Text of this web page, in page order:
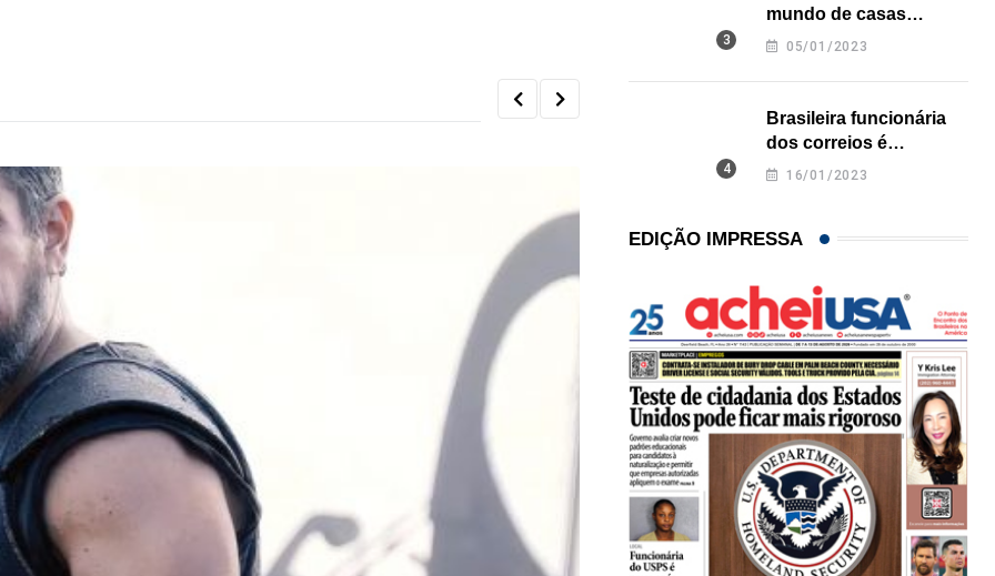
mundo de casas
impressas em 3D é
05/01/2023
Brasileira funcionária
dos correios é
assassinada a facadas
16/01/2023
EDIÇÃO IMPRESSA